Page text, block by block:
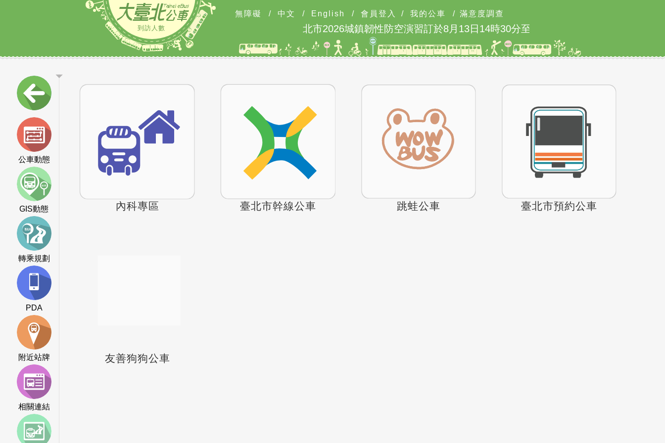
到訪人數
無障礙 / 中文 / English / 會員登入 / 我的公車 / 滿意度調查
北市2026城鎮韌性防空演習訂於8月13日14時30分至15時實施
公車動態
GIS動態
轉乘規劃
PDA
附近站牌
相關連結
內科專區 臺北市幹線公車 跳蛙公車 臺北市預約公車
友善狗狗公車